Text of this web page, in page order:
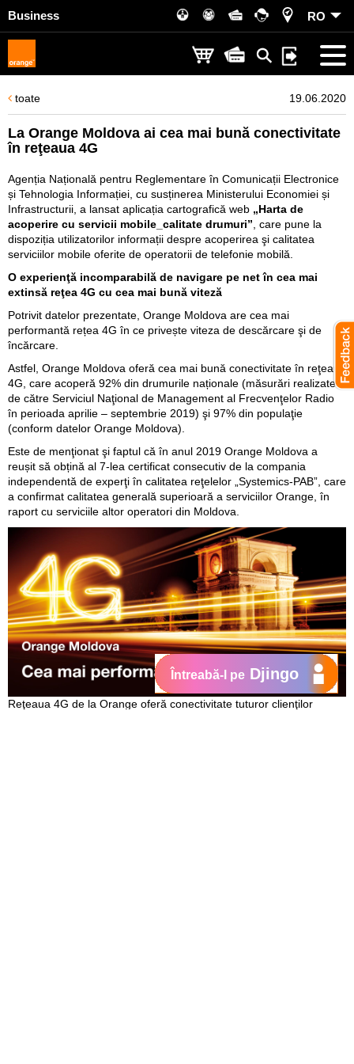
Business RO
toate 19.06.2020
La Orange Moldova ai cea mai bună conectivitate
în reţeaua 4G
Agenția Națională pentru Reglementare în Comunicații Electronice
și Tehnologia Informației, cu susținerea Ministerului Economiei și
Infrastructurii, a lansat aplicația cartografică web „Harta de
acoperire cu servicii mobile_calitate drumuri” , care pune la
dispoziția utilizatorilor informații despre acoperirea şi calitatea
serviciilor mobile oferite de operatorii de telefonie mobilă.
O experienţă incomparabilă de navigare pe net în cea mai
extinsă reţea 4G cu cea mai bună viteză
Potrivit datelor prezentate, Orange Moldova are cea mai
performantă rețea 4G în ce privește viteza de descărcare şi de
încărcare.
Astfel, Orange Moldova oferă cea mai bună conectivitate în reţeaua
4G, care acoperă 92% din drumurile naționale (măsurări realizate
de către Serviciul Naţional de Management al Frecvenţelor Radio
în perioada aprilie – septembrie 2019) şi 97% din populaţie
(conform datelor Orange Moldova).
Este de menţionat şi faptul că în anul 2019 Orange Moldova a
reușit să obțină al 7-lea certificat consecutiv de la compania
independentă de experţi în calitatea reţelelor „Systemics-PAB”, care
a confirmat calitatea generală superioară a serviciilor Orange, în
raport cu serviciile altor operatori din Moldova.
Reţeaua 4G de la Orange oferă conectivitate tuturor clienţilor
Întreabă-l pe Djingo